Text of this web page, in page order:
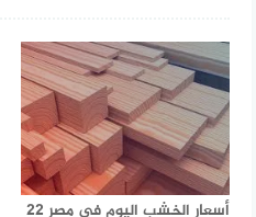
أسعار الخشب اليوم في مصر 22